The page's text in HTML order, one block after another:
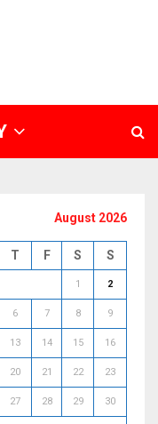
August 2026
T F S S
1 2
6 7 8 9
13 14 15 16
20 21 22 23
27 28 29 30